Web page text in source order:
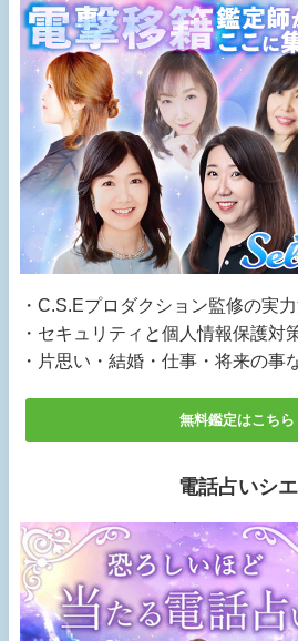
・C.S.Eプロダクション監修の実
・セキュリティと個人情報保護対
・片思い・結婚・仕事・将来の事
無料鑑定はこちら
電話占いシ